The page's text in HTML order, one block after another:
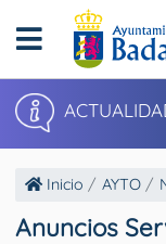
Inicio AYTO
Anuncios